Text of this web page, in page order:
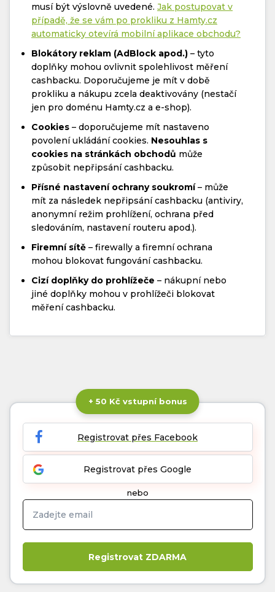
musí být výslovně uvedené. Jak postupovat v
případě, že se vám po prokliku z Hamty.cz
automaticky otevírá mobilní aplikace obchodu?
Blokátory reklam (AdBlock apod.) – tyto
doplňky mohou ovlivnit spolehlivost měření
cashbacku. Doporučujeme je mít v době
prokliku a nákupu zcela deaktivovány (nestačí
jen pro doménu Hamty.cz a e-shop).
Cookies – doporučujeme mít nastaveno
povolení ukládání cookies. Nesouhlas s
cookies na stránkách obchodů může
způsobit nepřipsání cashbacku.
Přísné nastavení ochrany soukromí– může
mít za následek nepřipsání cashbacku (antiviry,
anonymní režim prohlížení, ochrana před
sledováním, nastavení routeru apod.).
Firemní sítě – firewally a firemní ochrana
mohou blokovat fungování cashbacku.
Cizí doplňky do prohlížeče – nákupní nebo
jiné doplňky mohou v prohlížeči blokovat
měření cashbacku.
+ 50 Kč vstupní bonus
Registrovat přes Facebook
Registrovat přes Google
nebo